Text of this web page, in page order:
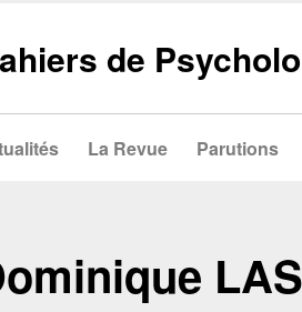
de
La Revue Parutions